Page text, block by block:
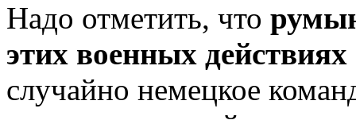
Надо отметить, что
этих военных
случайно немецкое